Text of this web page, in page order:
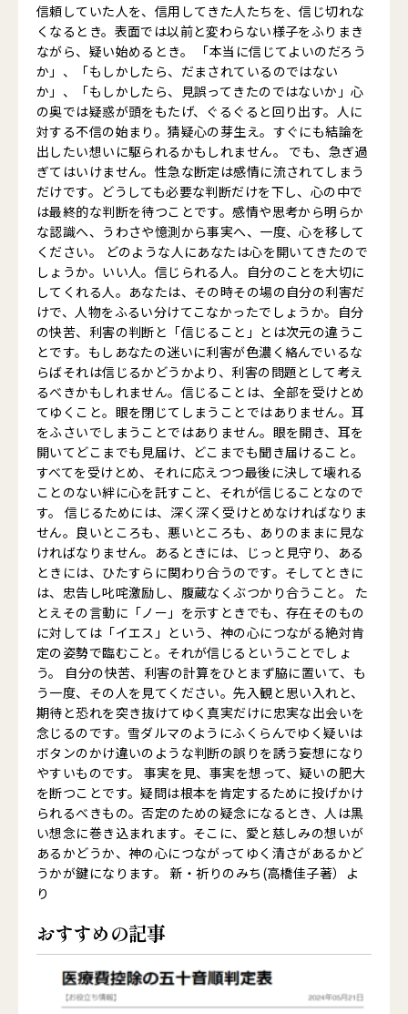
信頼していた人を、信用してきた人たちを、信じ切れな
くなるとき。表面では以前と変わらない様子をふりまき
ながら、疑い始めるとき。 「本当に信じてよいのだろう
か」、「もしかしたら、だまされているのではない
か」、「もしかしたら、見誤ってきたのではないか」心
の奥では疑惑が頭をもたげ、ぐるぐると回り出す。人に
対する不信の始まり。猜疑心の芽生え。すぐにも結論を
出したい想いに駆られるかもしれません。 でも、急ぎ過
ぎてはいけません。性急な断定は感情に流されてしまう
だけです。どうしても必要な判断だけを下し、心の中で
は最終的な判断を待つことです。感情や思考から明らか
な認識へ、うわさや憶測から事実へ、一度、心を移して
ください。 どのような人にあなたは心を開いてきたので
しょうか。いい人。信じられる人。自分のことを大切に
してくれる人。あなたは、その時その場の自分の利害だ
けで、人物をふるい分けてこなかったでしょうか。自分
の快苦、利害の判断と「信じること」とは次元の違うこ
とです。もしあなたの迷いに利害が色濃く絡んでいるな
らばそれは信じるかどうかより、利害の問題として考え
るべきかもしれません。信じることは、全部を受けとめ
てゆくこと。眼を閉じてしまうことではありません。耳
をふさいでしまうことではありません。眼を開き、耳を
開いてどこまでも見届け、どこまでも聞き届けること。
すべてを受けとめ、それに応えつつ最後に決して壊れる
ことのない絆に心を託すこと、それが信じることなので
す。 信じるためには、深く深く受けとめなければなりま
せん。良いところも、悪いところも、ありのままに見な
ければなりません。あるときには、じっと見守り、ある
ときには、ひたすらに関わり合うのです。そしてときに
は、忠告し叱咤激励し、腹蔵なくぶつかり合うこと。 た
とえその言動に「ノー」を示すときでも、存在そのもの
に対しては「イエス」という、神の心につながる絶対肯
定の姿勢で臨むこと。それが信じるということでしょ
う。 自分の快苦、利害の計算をひとまず脇に置いて、も
う一度、その人を見てください。先入観と思い入れと、
期待と恐れを突き抜けてゆく真実だけに忠実な出会いを
念じるのです。雪ダルマのようにふくらんでゆく疑いは
ボタンのかけ違いのような判断の誤りを誘う妄想になり
やすいものです。 事実を見、事実を想って、疑いの肥大
を断つことです。疑問は根本を肯定するために投げかけ
られるべきもの。否定のための疑念になるとき、人は黒
い想念に巻き込まれます。そこに、愛と慈しみの想いが
あるかどうか、神の心につながってゆく清さがあるかど
うかが鍵になります。 新・祈りのみち(高橋佳子著）よ
り
おすすめの記事